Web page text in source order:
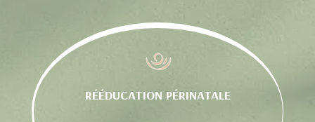
RÉÉDUCATION PÉRINATALE